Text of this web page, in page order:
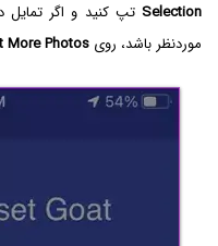
Selection تپ کنید و اگر
موردنظر باشد، روی More Photos